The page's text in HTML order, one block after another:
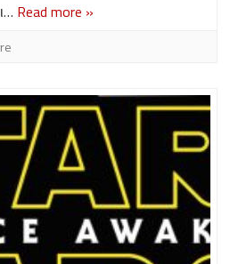
Read more »